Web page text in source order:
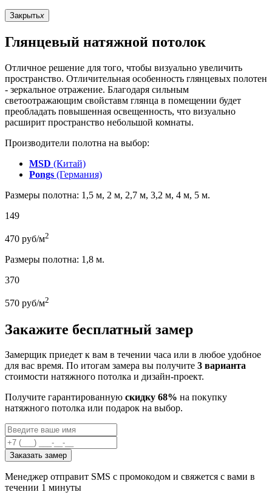
Закрытьx
Глянцевый натяжной потолок
Отличное решение для того, чтобы визуально увеличить
пространство. Отличительная особенность глянцевых полотен
- зеркальное отражение. Благодаря сильным
светоотражающим свойставм глянца в помещении будет
преобладать повышенная освещенность, что визуально
расширит пространство небольшой комнаты.
Производители полотна на выбор:
MSD (Китай)
Pongs (Германия)
Размеры полотна: 1,5 м, 2 м, 2,7 м, 3,2 м, 4 м, 5 м.
149
470 руб/м2
Размеры полотна: 1,8 м.
370
570 руб/м2
Закажите бесплатный замер
Замерщик приедет к вам в течении часа или в любое удобное
для вас время. По итогам замера вы получите 3 варианта
стоимости натяжного потолка и дизайн-проект.
Получите гарантированную скидку 68% на покупку
натяжного потолка или подарок на выбор.
Заказать замер
Менеджер отправит SMS с промокодом и свяжется с вами в
течении 1 минуты